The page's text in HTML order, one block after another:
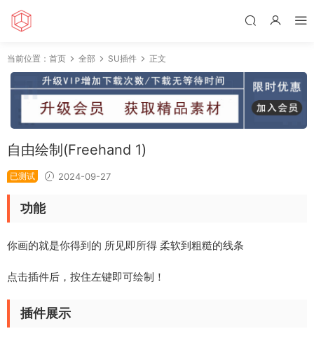
当前位置： 首页 全部 SU插件 正文
自由绘制(Freehand 1)
已测试 2024-09-27
功能
你画的就是你得到的 所见即所得 柔软到粗糙的线条
点击插件后，按住左键即可绘制！
插件展示